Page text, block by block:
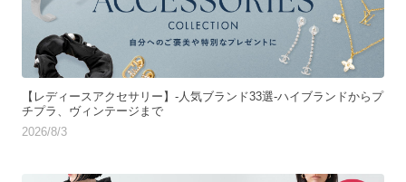
【レディースアクセサリー】-人気ブランド33選-ハイブランドからプ
チプラ、ヴィンテージまで
2026/8/3